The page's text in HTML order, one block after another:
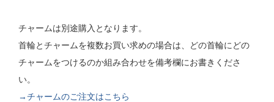
チャームは別途購入となります。
首輪とチャームを複数お買い求めの場合は、どの首輪にどの
チャームをつけるのか組み合わせを備考欄にお書きくださ
い。
→チャームのご注文はこちら